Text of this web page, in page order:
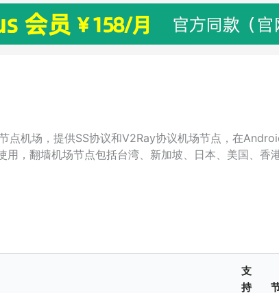
点机场，提供SS协议和V2Ray协议机场节点，在
用，翻墙机场节点包括台湾、新加坡、日本、美国、香
支
持